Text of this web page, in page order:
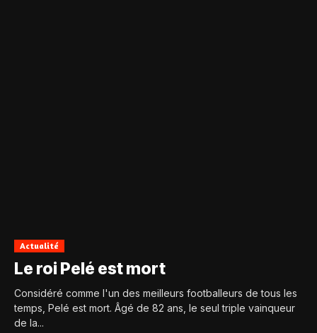
Actualité
Le roi Pelé est mort
Considéré comme l'un des meilleurs footballeurs de tous les
temps, Pelé est mort. Âgé de 82 ans, le seul triple vainqueur
de la...